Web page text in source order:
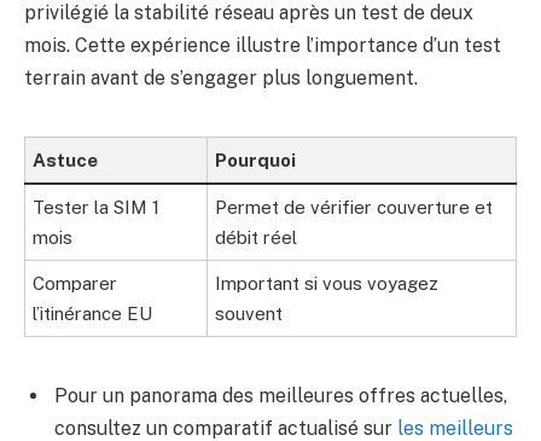
privilégié la stabilité réseau après un test de deux
mois. Cette expérience illustre l’importance d’un test
terrain avant de s’engager plus longuement.
Astuce Pourquoi
Tester la SIM 1
mois
Permet de vérifier couverture et
débit réel
Comparer
l’itinérance EU
Important si vous voyagez
souvent
Pour un panorama des meilleures offres actuelles,
consultez un comparatif actualisé sur les meilleurs